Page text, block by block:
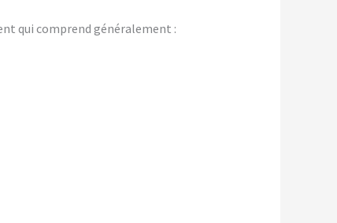
qui comprend généralement :